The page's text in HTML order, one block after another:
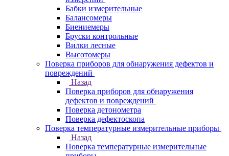
Бабки измерительные
Балансомеры
Биениемеры
Бруски контрольные
Вилки лесные
Высотомеры
Поверка приборов для обнаружения дефектов и
повреждений
Назад
Поверка приборов для обнаружения
дефектов и повреждений
Поверка детонометра
Поверка дефектоскопа
Поверка температурные измерительные приборы
Назад
Поверка температурные измерительные